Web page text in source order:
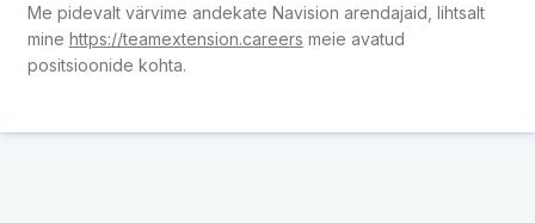
Me pidevalt värvime andekate Navision arendajaid, lihtsalt
mine https://teamextension.careers meie avatud
positsioonide kohta.